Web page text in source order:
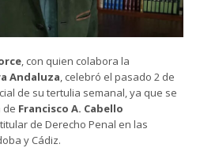
, con quien colabora la
Andaluza, celebró el pasado 2 de
de su tertulia semanal, ya que se
de Francisco A. Cabello
de Derecho Penal en las
y Cádiz.